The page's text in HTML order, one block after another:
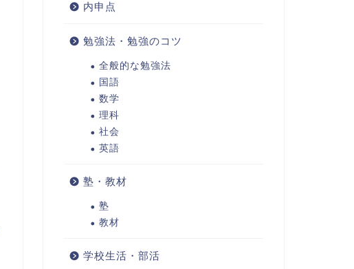
内申点
勉強法・勉強のコツ
全般的な勉強法
国語
数学
理科
社会
英語
塾・教材
塾
教材
学校生活・部活